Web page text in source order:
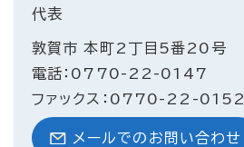
代表
敦賀市 本町2丁目5番20号
電話：0770-22-0147
ファックス：0770-22-0152
メールでのお問い合わせ